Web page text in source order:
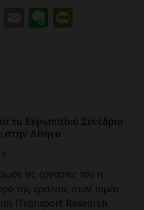
ViberEmailEvernote
το Ευρωπαϊκό Συνέδριο
στην Αθήνα
0
τις εργασίες του η
της έρευνας στον τομέα
(Transport Research